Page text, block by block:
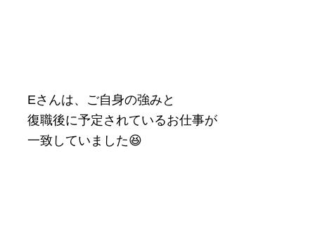
Eさんは、ご自身の強みと
復職後に予定されているお仕事が
一致していました😆